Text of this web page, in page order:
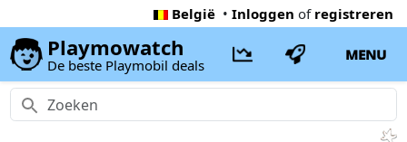
België • Inloggen of registreren
Playmowatch
De beste Playmobil deals
MENU